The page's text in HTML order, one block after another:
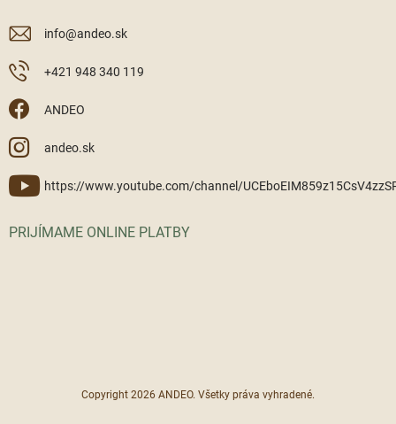
info@andeo.sk
+421 948 340 119
ANDEO
andeo.sk
https://www.youtube.com/channel/
PRIJÍMAME ONLINE PLATBY
Copyright 2026 ANDEO. Všetky práva vyhradené.